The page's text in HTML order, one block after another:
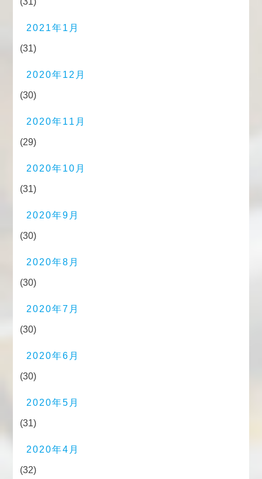
2021年1月
(31)
2020年12月
(30)
2020年11月
(29)
2020年10月
(31)
2020年9月
(30)
2020年8月
(30)
2020年7月
(30)
2020年6月
(30)
2020年5月
(31)
2020年4月
(32)